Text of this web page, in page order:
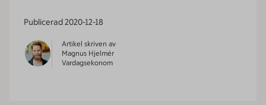
Publicerad2020-12-18
Artikel skriven av
Magnus Hjelmér
Vardagsekonom